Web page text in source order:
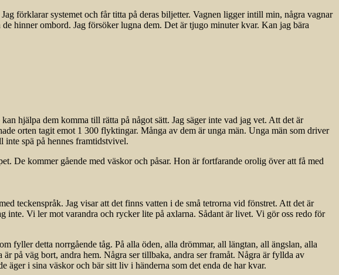
förklarar systemet och får titta på deras biljetter. Vagnen ligger intill min, några vagnar
hinner ombord. Jag försöker lugna dem. Det är tjugo minuter kvar. Kan jag bära
hjälpa dem komma till rätta på något sätt. Jag säger inte vad jag vet. Att det är
orten tagit emot 1 300 flyktingar. Många av dem är unga män. Unga män som driver
spä på hennes framtidstvivel.
De kommer gående med väskor och påsar. Hon är fortfarande orolig över att få med
teckenspråk. Jag visar att det finns vatten i de små tetrorna vid fönstret. Att det är
Vi ler mot varandra och rycker lite på axlarna. Sådant är livet. Vi gör oss redo för
fyller detta norrgående tåg. På alla öden, alla drömmar, all längtan, all ängslan, alla
på väg bort, andra hem. Några ser tillbaka, andra ser framåt. Några är fyllda av
i sina väskor och bär sitt liv i händerna som det enda de har kvar.